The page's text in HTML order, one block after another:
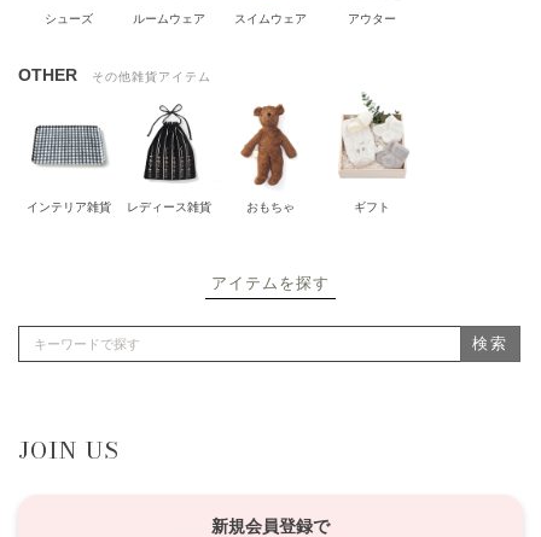
シューズ ルームウェア スイムウェア アウター
OTHER その他雑貨アイテム
インテリア雑貨 レディース雑貨 おもちゃ ギフト
アイテムを探す
検索
JOIN US
新規会員登録で